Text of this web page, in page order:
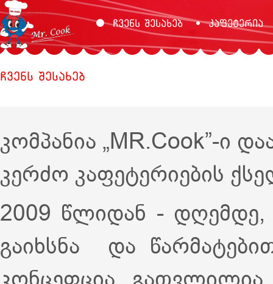
ჩვენს შესახებ კაფეტერია
ჩვენს შესახებ
კომპანია „MR.Cook”-ი
კერძო კაფეტერიების
2009 წლიდან - დღემდე,
გაიხსნა და
კონცეფცია გათვლილია